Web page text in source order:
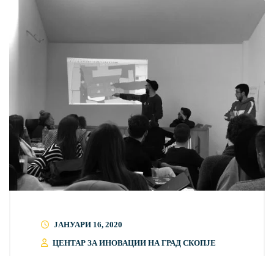
ЈАНУАРИ 16, 2020
ЦЕНТАР ЗА ИНОВАЦИИ НА ГРАД СКОПЈЕ